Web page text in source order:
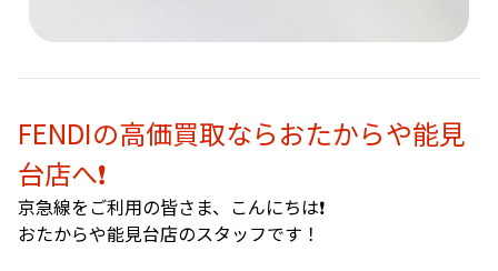
FENDIの高価買取ならおたからや能見
台店へ❗️
京急線をご利用の皆さま、こんにちは❗️
おたからや能見台店のスタッフです！